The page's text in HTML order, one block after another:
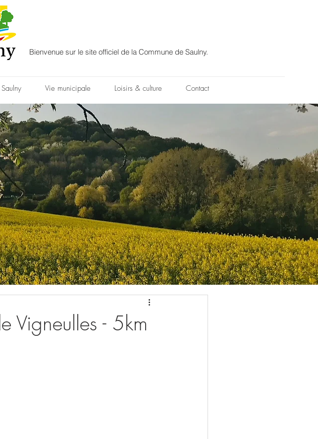
Bienvenue sur le site officiel de la Commune de Saulny.
Vie municipale Loisirs & culture Contact
Vigneulles - 5km